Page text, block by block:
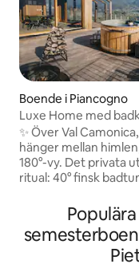
Boende i Piancogno
Luxe Home med
bastu i bergen
✨ Över Val
hänger mellan
180°-vy. Det privata
ritual: 40° finsk
🛏️ King-svit +
Vardagsrum med
över dalen,
Snabbt wifi 🚗 Privat